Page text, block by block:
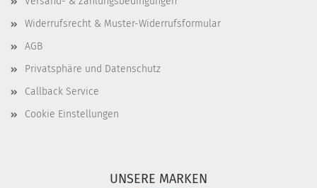
Widerrufsrecht & Muster-Widerrufsformular
AGB
Privatsphäre und Datenschutz
Callback Service
Cookie Einstellungen
UNSERE MARKEN